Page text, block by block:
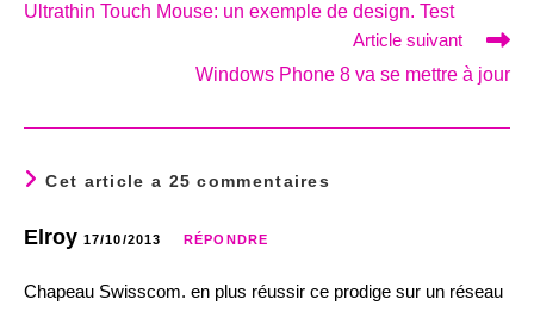
articles
Ultrathin Touch Mouse: un exemple de design. Test
Article suivant
Windows Phone 8 va se mettre à jour
Cet article a 25 commentaires
Elroy 17/10/2013 RÉPONDRE
Chapeau Swisscom. en plus réussir ce prodige sur un réseau